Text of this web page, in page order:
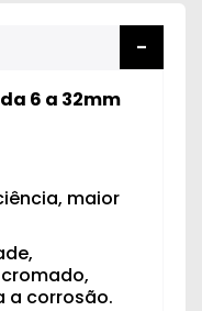
6 a 32mm
maior
a corrosão.